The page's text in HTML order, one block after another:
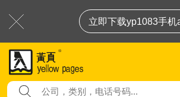
立即下载yp1083手机